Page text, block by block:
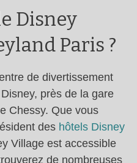
Disney
Paris ?
de divertissement
près de la gare
Chessy. Que vous
des hôtels Disney
Village est accessible
de nombreuses